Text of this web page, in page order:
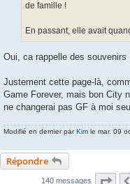
de famille !
En passant, elle avait
Oui, ca rappelle des souvenirs
Justement cette page-là,
Game Forever, mais bon City
ne changerai pas GF à moi
Modifié en dernier parKim le mar. 09
Répondre
140 messages Page